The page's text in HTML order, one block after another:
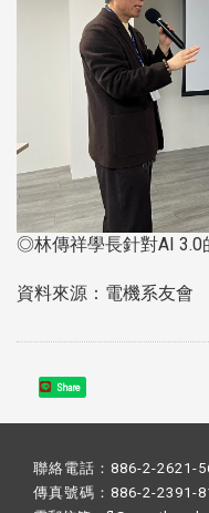
◎林傳祥學長針對AI 3.0
資料來源：電機系友會
Share
聯絡電話：886-2-2621-
傳真號碼：886-2-2391-